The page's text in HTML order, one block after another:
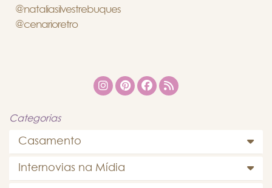
@nataliasilvestrebuques
@cenarioretro
Categorias
Casamento
Internovias na Mídia